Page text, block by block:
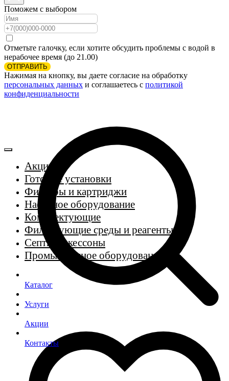
Поможем с выбором
Отметьте галочку, если хотите обсудить проблемы с водой в
нерабочее время (до 21.00)
ОТПРАВИТЬ
Нажимая на кнопку, вы даете согласие на обработку
персональных данных и соглашаетесь c политикой
конфиденциальности
Акции
Готовые установки
Фильтры и картриджи
Насосное оборудование
Комплектующие
Фильтрующие среды и реагенты
Септики, кессоны
Промышленное оборудование
Каталог
Услуги
Акции
Контакты